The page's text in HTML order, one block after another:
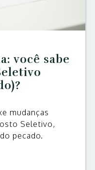
você sabe
mudanças
Seletivo,
pecado.